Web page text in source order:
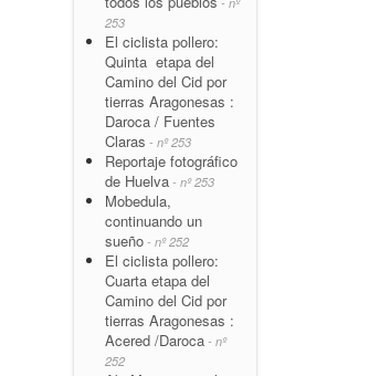
253
El ciclista pollero:
Quinta etapa del
Camino del Cid por
tierras Aragonesas :
Daroca / Fuentes
Claras - nº 253
Reportaje fotográfico
de Huelva - nº 253
Mobedula,
continuando un
sueño - nº 252
El ciclista pollero:
Cuarta etapa del
Camino del Cid por
tierras Aragonesas :
Acered /Daroca - nº
252